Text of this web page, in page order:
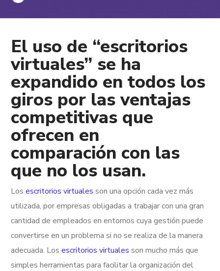
El uso de “escritorios
virtuales” se ha
expandido en todos los
giros por las ventajas
competitivas que
ofrecen en
comparación con las
que no los usan.
Losescritorios virtuales son una opción cada vez más
utilizada, por empresas obligadas a trabajar con una gran
cantidad de empleados en entornos cuya gestión puede
convertirse en un problema si no se realiza de la manera
adecuada. Losescritorios virtuales son mucho más que
simples herramientas para facilitar la organización del